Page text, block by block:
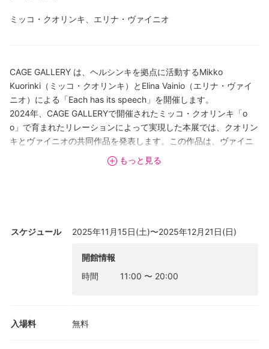
ミッコ・クオリンキ、エリナ・ヴァイニオ
CAGE GALLERY は、ヘルシンキを拠点に活動するMikko
Kuorinki（ミッコ・クオリンキ）とElina Vainio（エリナ・ヴァイ
ニオ）による「Each has its speech」を開催します。
2024年、CAGE GALLERYで開催されたミッコ・クオリンキ「o
o」で育まれたリレーションによって実現した本展では、クオリン
キとヴァイニオの共同作品を発表します。この作品は、ヴァイニ
オによる潰れた段ボール箱のような白い形態に、鉛筆の走り書き
の線を想起させる、カーボンファイバーの細いロッドをクオリン
ぜひご覧ください。
もっと見る
スケジュール 2025年11月15日(土)〜2025年12月21日(日)
開館情報
時間
11:00 〜 20:00
入場料 無料